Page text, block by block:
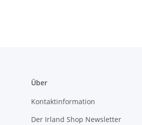
Über
Kontaktinformation
Der Irland Shop Newsletter